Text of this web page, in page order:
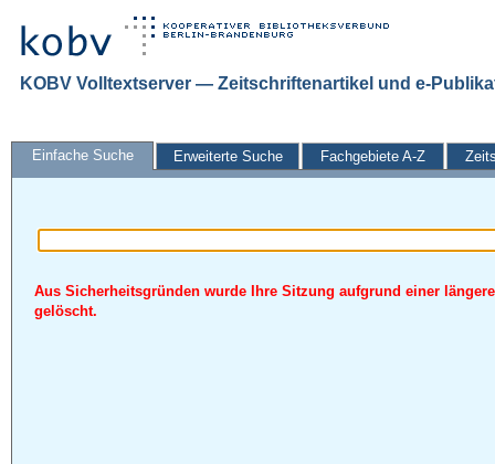
KOBV Volltextserver — Zeitschriftenartikel und e-
Einfache Suche Erweiterte Suche Fachgebiete A-Z
Aus Sicherheitsgründen wurde Ihre Sitzung aufgrund einer
gelöscht.